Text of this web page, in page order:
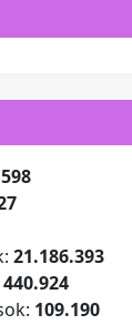
21.186.393
440.924
109.190